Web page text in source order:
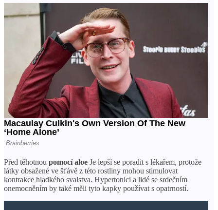
Před těhotnou pomocí aloe Je lepší se poradit s lékařem, protože
látky obsažené ve šťávě z této rostliny mohou stimulovat
kontrakce hladkého svalstva. Hypertonici a lidé se srdečním
onemocněním by také měli tyto kapky používat s opatrností.